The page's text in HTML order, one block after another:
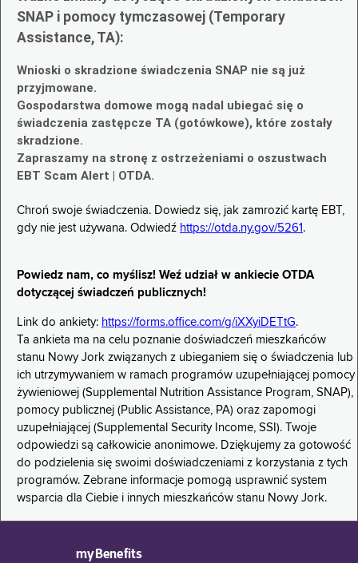
SNAP i pomocy tymczasowej (Temporary
Assistance, TA):
Wnioski o skradzione świadczenia SNAP nie są już
przyjmowane.
Gospodarstwa domowe mogą nadal ubiegać się o
świadczenia zastępcze TA (gotówkowe), które zostały
skradzione.
Zapraszamy na stronę z ostrzeżeniami o oszustwach
EBT Scam Alert | OTDA.
Chroń swoje świadczenia. Dowiedz się, jak zamrozić kartę EBT,
gdy nie jest używana. Odwiedź https://otda.ny.gov/5261 .
Powiedz nam, co myślisz! Weź udział w ankiecie OTDA
dotyczącej świadczeń publicznych!
Link do ankiety: https://forms.office.com/g/iXXyiDETtG.
Ta ankieta ma na celu poznanie doświadczeń mieszkańców
stanu Nowy Jork związanych z ubieganiem się o świadczenia lub
ich utrzymywaniem w ramach programów uzupełniającej pomocy
żywieniowej (Supplemental Nutrition Assistance Program, SNAP),
pomocy publicznej (Public Assistance, PA) oraz zapomogi
uzupełniającej (Supplemental Security Income, SSI). Twoje
odpowiedzi są całkowicie anonimowe. Dziękujemy za gotowość
do podzielenia się swoimi doświadczeniami z korzystania z tych
programów. Zebrane informacje pomogą usprawnić system
wsparcia dla Ciebie i innych mieszkańców stanu Nowy Jork.
myBenefits